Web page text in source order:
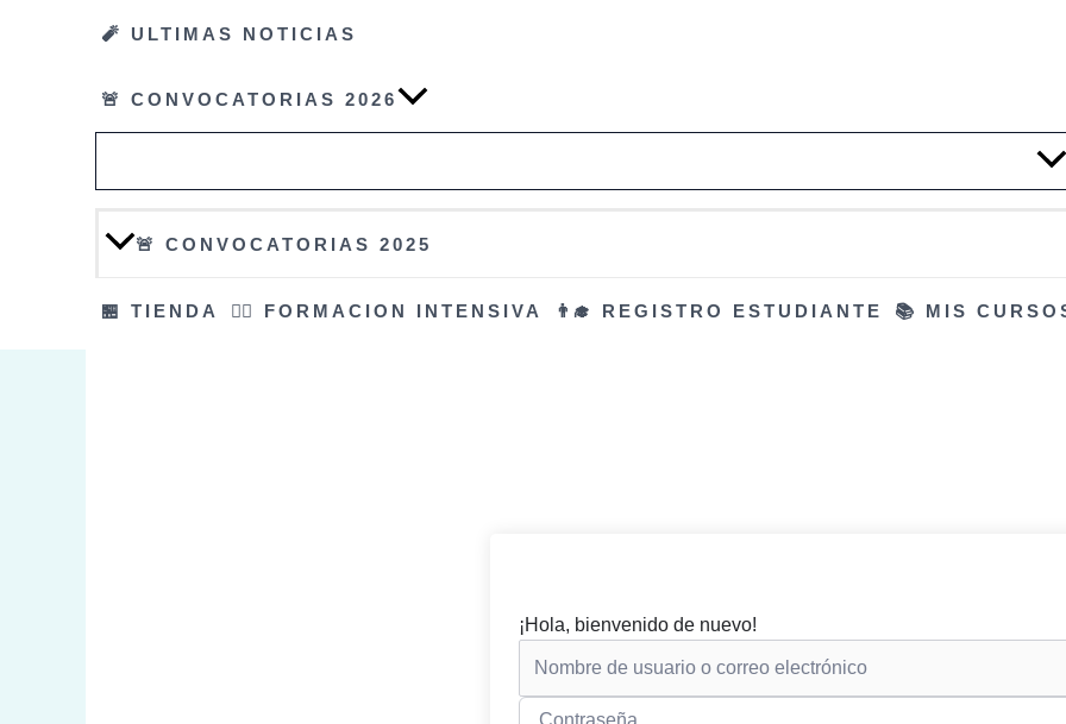
🧨 ULTIMAS NOTICIAS
🚨 CONVOCATORIAS 2026
🚨 CONVOCATORIAS 2025
🏪 TIENDA 👮‍♀️ FORMACION INTENSIVA 👨‍🎓 REGISTRO ESTUDIANTE 📚 MIS
¡Hola, bienvenido de nuevo!